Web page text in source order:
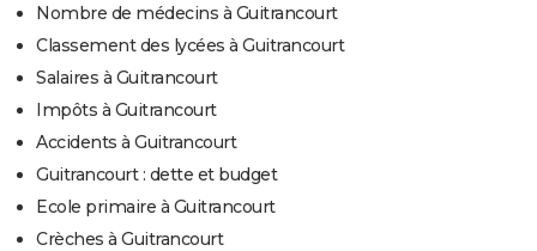
Nombre de médecins à Guitrancourt
Classement des lycées à Guitrancourt
Salaires à Guitrancourt
Impôts à Guitrancourt
Accidents à Guitrancourt
Guitrancourt : dette et budget
Ecole primaire à Guitrancourt
Crèches à Guitrancourt